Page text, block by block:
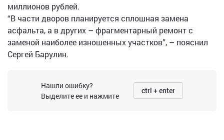
миллионов рублей.
“В части дворов планируется сплошная замена
асфальта, а в других – фрагментарный ремонт с
заменой наиболее изношенных участков”, – пояснил
Сергей Барулин.
Нашли ошибку?
Выделите ее и нажмите
ctrl + enter